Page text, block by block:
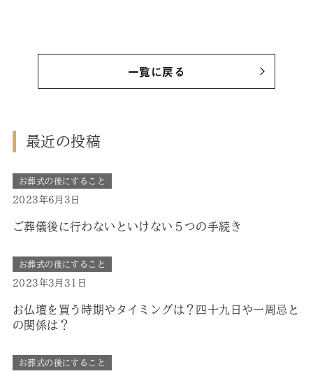
一覧に戻る
最近の投稿
お葬式の後にすること
2023年6月3日
ご葬儀後に行わないといけない５つの手続き
お葬式の後にすること
2023年3月31日
お仏壇を買う時期やタイミングは？四十九日や一周忌と
の関係は？
お葬式の後にすること